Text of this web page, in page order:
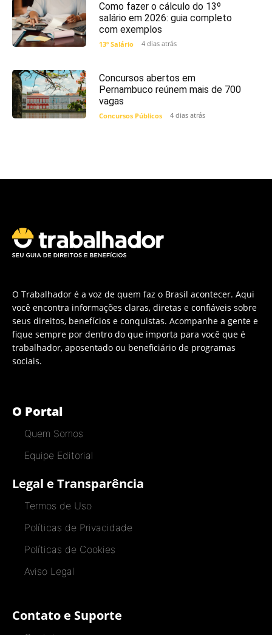
Como fazer o cálculo do 13º
salário em 2026: guia completo
com exemplos
13º Salário 4 dias atrás
Concursos abertos em
Pernambuco reúnem mais de 700
vagas
Concursos Públicos 4 dias atrás
O Trabalhador é a voz de quem faz o Brasil acontecer. Aqui
você encontra informações claras, diretas e confiáveis sobre
seus direitos, benefícios e conquistas. Acompanhe a gente e
fique sempre por dentro do que importa para você que é
trabalhador, aposentado ou beneficiário de programas
sociais.
O Portal
Quem Somos
Equipe Editorial
Legal e Transparência
Termos de Uso
Políticas de Privacidade
Políticas de Cookies
Aviso Legal
Contato e Suporte